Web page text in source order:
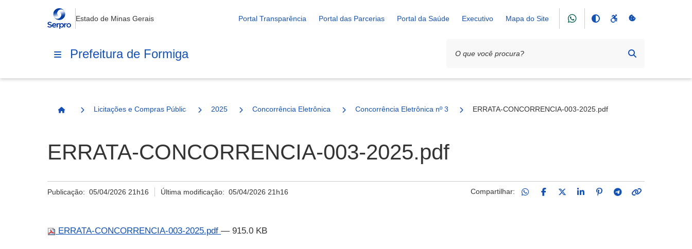
Estado de Minas Gerais Portal Transparência Portal das Parcerias Portal da Saúde Executivo Mapa do Site
Prefeitura de Formiga
Página Inicial
Licitações e Compras Públicas 2025 Concorrência Eletrônica Concorrência Eletrônica nº 3/2025 ERRATA-CONCORRENCIA-003-2025.pdf
ERRATA-CONCORRENCIA-003-2025.pdf
Publicação: 05/04/2026 21h16 Última modificação:05/04/2026 21h16 Compartilhar:
ERRATA-CONCORRENCIA-003-2025.pdf — 915.0 KB